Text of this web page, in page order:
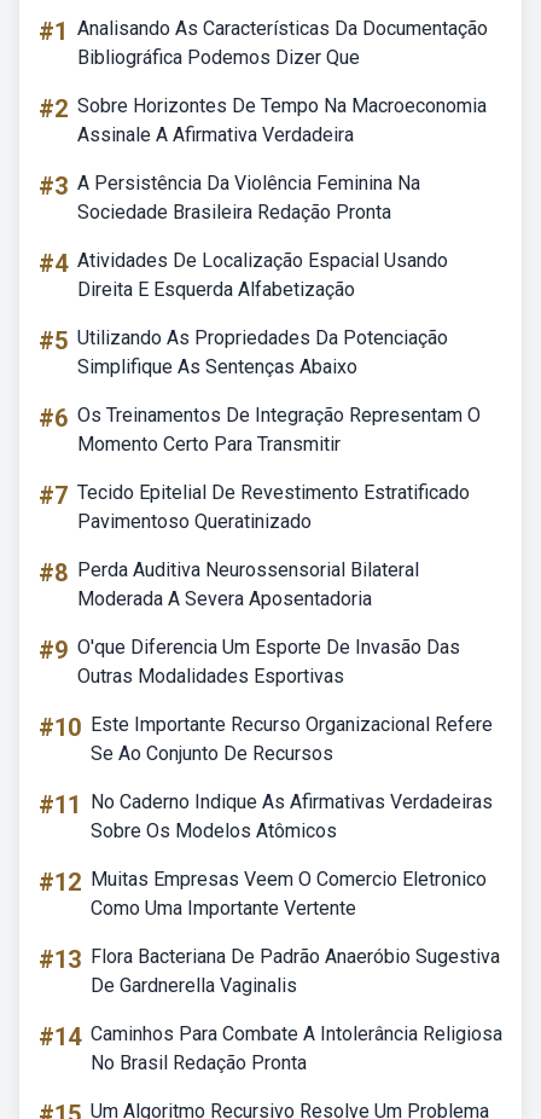
#1 Analisando As Características Da Documentação
Bibliográfica Podemos Dizer Que
#2 Sobre Horizontes De Tempo Na Macroeconomia
Assinale A Afirmativa Verdadeira
#3 A Persistência Da Violência Feminina Na
Sociedade Brasileira Redação Pronta
#4 Atividades De Localização Espacial Usando
Direita E Esquerda Alfabetização
#5 Utilizando As Propriedades Da Potenciação
Simplifique As Sentenças Abaixo
#6 Os Treinamentos De Integração Representam O
Momento Certo Para Transmitir
#7 Tecido Epitelial De Revestimento Estratificado
Pavimentoso Queratinizado
#8 Perda Auditiva Neurossensorial Bilateral
Moderada A Severa Aposentadoria
#9 O'que Diferencia Um Esporte De Invasão Das
Outras Modalidades Esportivas
#10 Este Importante Recurso Organizacional Refere
Se Ao Conjunto De Recursos
#11
No Caderno Indique As Afirmativas Verdadeiras
Sobre Os Modelos Atômicos
#12 Muitas Empresas Veem O Comercio Eletronico
Como Uma Importante Vertente
#13 Flora Bacteriana De Padrão Anaeróbio Sugestiva
De Gardnerella Vaginalis
#14 Caminhos Para Combate A Intolerância Religiosa
No Brasil Redação Pronta
Um Algoritmo Recursivo Resolve Um Problema